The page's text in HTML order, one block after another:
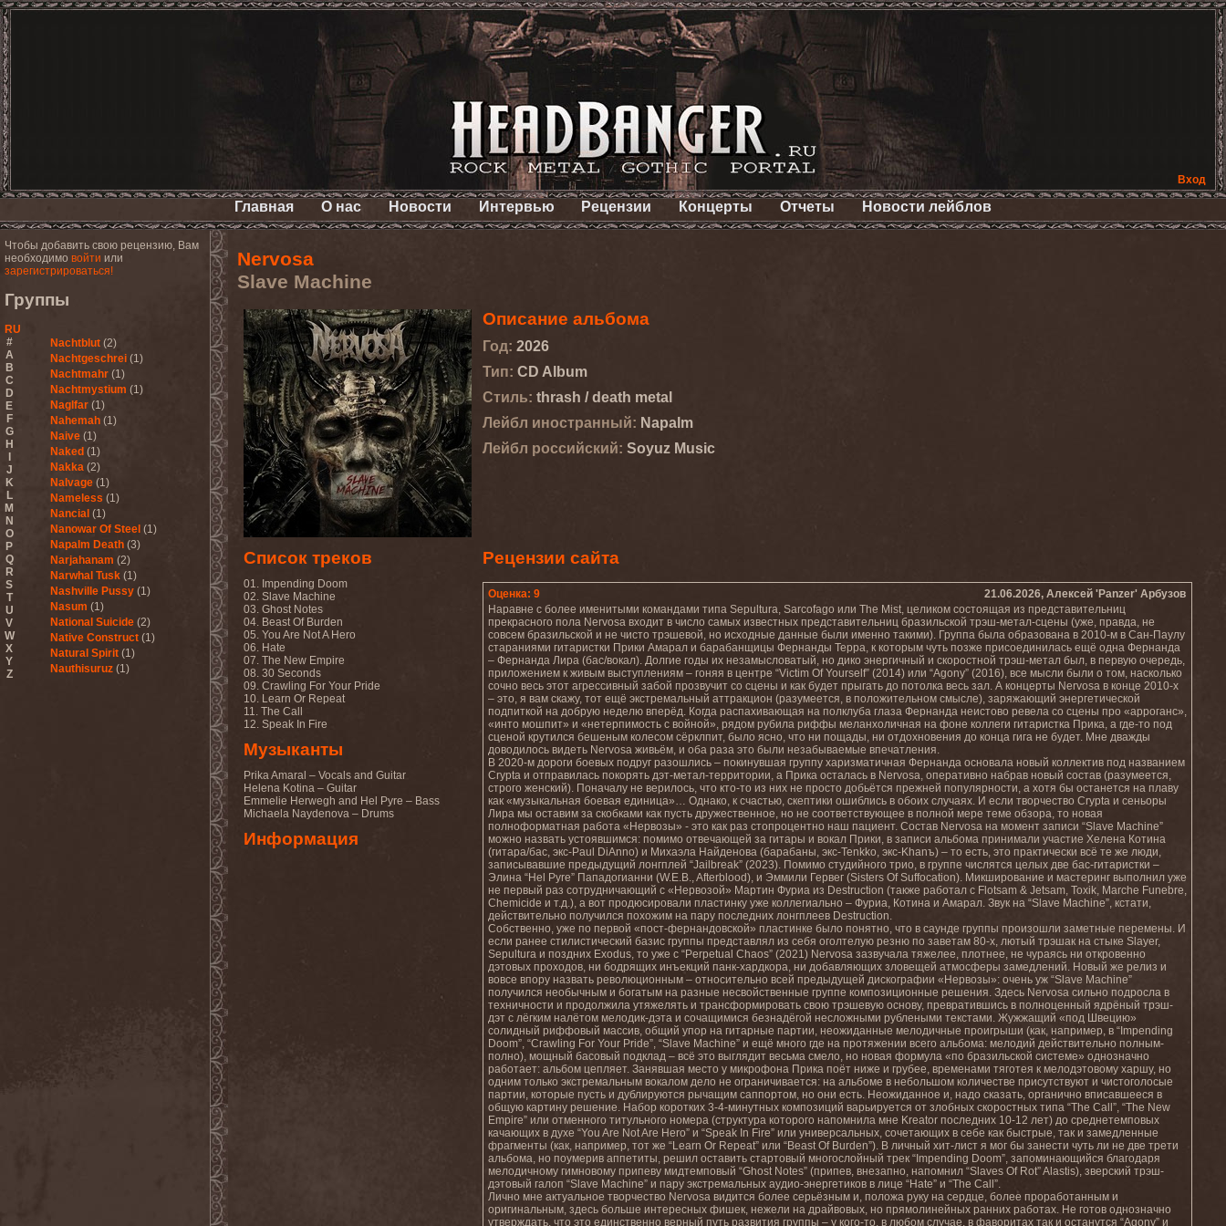
Вход
Главная О нас Новости Интервью Рецензии Концерты Отчеты Новости лейблов
Чтобы добавить свою рецензию, Вам
необходимо войти или
зарегистрироваться!
Группы
RU
#
A
B
C
D
E
F
G
H
J
K
L
M
N
O
P
Q
R
S
T
U
V
W
X
Y
Z
Nachtblut (2)
Nachtgeschrei (1)
Nachtmahr (1)
Nachtmystium (1)
Naglfar (1)
Nahemah (1)
Naive (1)
Naked (1)
Nakka (2)
Nalvage (1)
Nameless (1)
Nancial (1)
Nanowar Of Steel (1)
Napalm Death (3)
Narjahanam (2)
Narwhal Tusk (1)
Nashville Pussy (1)
Nasum (1)
National Suicide (2)
Native Construct (1)
Natural Spirit (1)
Nauthisuruz (1)
Nervosa
Slave Machine
Описание альбома
Год: 2026
Тип: CD Album
Стиль: thrash / death metal
Лейбл иностранный: Napalm
Лейбл роcсийский: Soyuz Music
Список треков
01. Impending Doom
02. Slave Machine
03. Ghost Notes
04. Beast Of Burden
05. You Are Not A Hero
06. Hate
07. The New Empire
08. 30 Seconds
09. Crawling For Your Pride
10. Learn Or Repeat
11. The Call
12. Speak In Fire
Музыканты
Prika Amaral – Vocals and Guitar
Helena Kotina – Guitar
Emmelie Herwegh and Hel Pyre – Bass
Michaela Naydenova – Drums
Информация
Рецензии сайта
Оценка: 9
21.06.2026, Алексей 'Panzer' Арбузов
Наравне с более именитыми командами типа Sepultura, Sarcofago или The Mist, целиком состоящая из представительниц
прекрасного пола Nervosa входит в число самых известных представительниц бразильской трэш-метал-сцены (уже, правда, не
совсем бразильской и не чисто трэшевой, но исходные данные были именно такими). Группа была образована в 2010-м в Сан-Паулу
стараниями гитаристки Прики Амарал и барабанщицы Фернанды Терра, к которым чуть позже присоединилась ещё одна Фернанда
– Фернанда Лира (бас/вокал). Долгие годы их незамысловатый, но дико энергичный и скоростной трэш-метал был, в первую очередь,
приложением к живым выступлениям – гоняя в центре “Victim Of Yourself” (2014) или “Agony” (2016), все мысли были о том, насколько
сочно весь этот агрессивный забой прозвучит со сцены и как будет прыгать до потолка весь зал. А концерты Nervosa в конце 2010-х
– это, я вам скажу, тот ещё экстремальный аттракцион (разумеется, в положительном смысле), заряжающий энергетической
подпиткой на добрую неделю вперёд. Когда распахивающая на полклуба глаза Фернанда неистово ревела со сцены про «арроганс»,
«инто мошпит» и «нетерпимость с войной», рядом рубила риффы меланхоличная на фоне коллеги гитаристка Прика, а где-то под
сценой крутился бешеным колесом сёрклпит, было ясно, что ни пощады, ни отдохновения до конца гига не будет. Мне дважды
доводилось видеть Nervosa живьём, и оба раза это были незабываемые впечатления.
В 2020-м дороги боевых подруг разошлись – покинувшая группу харизматичная Фернанда основала новый коллектив под названием
Crypta и отправилась покорять дэт-метал-территории, а Прика осталась в Nervosa, оперативно набрав новый состав (разумеется,
строго женский). Поначалу не верилось, что кто-то из них не просто добьётся прежней популярности, а хотя бы останется на плаву
как «музыкальная боевая единица»… Однако, к счастью, скептики ошиблись в обоих случаях. И если творчество Crypta и сеньоры
Лира мы оставим за скобками как пусть дружественное, но не соответствующее в полной мере теме обзора, то новая
полноформатная работа «Нервозы» - это как раз стопроцентно наш пациент. Состав Nervosa на момент записи “Slave Machine”
можно назвать устоявшимся: помимо отвечающей за гитары и вокал Прики, в записи альбома принимали участие Хелена Котина
(гитара/бас, экс-Paul DiAnno) и Михаэла Найденова (барабаны, экс-Tenkko, экс-Khanъ) – то есть, это практически всё те же люди,
записывавшие предыдущий лонгплей “Jailbreak” (2023). Помимо студийного трио, в группе числятся целых две бас-гитаристки –
Элина “Hel Pyre” Пападогианни (W.E.B., Afterblood), и Эммили Гервег (Sisters Of Suffocation). Микширование и мастеринг выполнил уже
не первый раз сотрудничающий с «Нервозой» Мартин Фуриа из Destruction (также работал с Flotsam & Jetsam, Toxik, Marche Funebre,
Chemicide и т.д.), а вот продюсировали пластинку уже коллегиально – Фуриа, Котина и Амарал. Звук на “Slave Machine”, кстати,
действительно получился похожим на пару последних лонгплеев Destruction.
Собственно, уже по первой «пост-фернандовской» пластинке было понятно, что в саунде группы произошли заметные перемены. И
если ранее стилистический базис группы представлял из себя оголтелую резню по заветам 80-х, лютый трэшак на стыке Slayer,
Sepultura и поздних Exodus, то уже с “Perpetual Chaos” (2021) Nervosa зазвучала тяжелее, плотнее, не чураясь ни откровенно
дэтовых проходов, ни бодрящих инъекций панк-хардкора, ни добавляющих зловещей атмосферы замедлений. Новый же релиз и
вовсе впору назвать революционным – относительно всей предыдущей дискографии «Нервозы»: очень уж “Slave Machine”
получился необычным и богатым на разные несвойственные группе композиционные решения. Здесь Nervosa сильно подросла в
техничности и продолжила утяжелять и трансформировать свою трэшевую основу, превратившись в полноценный ядрёный трэш-
дэт с лёгким налётом мелодик-дэта и сочащимися безнадёгой несложными рублеными текстами. Жужжащий «под Швецию»
солидный риффовый массив, общий упор на гитарные партии, неожиданные мелодичные проигрыши (как, например, в “Impending
Doom”, “Crawling For Your Pride”, “Slave Machine” и ещё много где на протяжении всего альбома: мелодий действительно полным-
полно), мощный басовый подклад – всё это выглядит весьма смело, но новая формула «по бразильской системе» однозначно
работает: альбом цепляет. Занявшая место у микрофона Прика поёт ниже и грубее, временами тяготея к мелодэтовому харшу, но
одним только экстремальным вокалом дело не ограничивается: на альбоме в небольшом количестве присутствуют и чистоголосые
партии, которые пусть и дублируются рычащим саппортом, но они есть. Неожиданное и, надо сказать, органично вписавшееся в
общую картину решение. Набор коротких 3-4-минутных композиций варьируется от злобных скоростных типа “The Call”, “The New
Empire” или отменного титульного номера (структура которого напомнила мне Kreator последних 10-12 лет) до среднетемповых
качающих в духе “You Are Not Are Hero” и “Speak In Fire” или универсальных, сочетающих в себе как быстрые, так и замедленные
фрагменты (как, например, тот же “Learn Or Repeat” или “Beast Of Burden”). В личный хит-лист я мог бы занести чуть ли не две трети
альбома, но поумерив аппетиты, решил оставить стартовый многослойный трек “Impending Doom”, запоминающийся благодаря
мелодичному гимновому припеву мидтемповый “Ghost Notes” (припев, внезапно, напомнил “Slaves Of Rot” Alastis), зверский трэш-
дэтовый галоп “Slave Machine” и пару экстремальных аудио-энергетиков в лице “Hate” и “The Call”.
Лично мне актуальное творчество Nervosa видится более серьёзным и, положа руку на сердце, более проработанным и
оригинальным, здесь больше интересных фишек, нежели на драйвовых, но прямолинейных ранних работах. Не готов однозначно
утверждать, что это единственно верный путь развития группы – у кого-то, в любом случае, в фаворитах так и останутся “Agony” и